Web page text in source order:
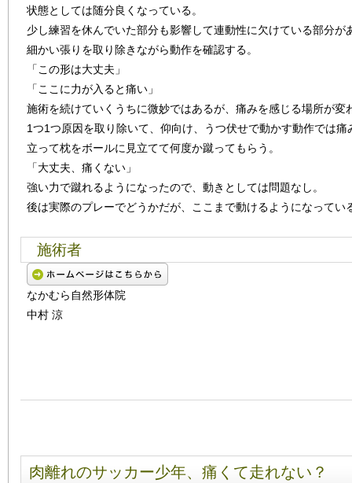
状態としては随分良くなっている。
少し練習を休んでいた部分も影響して連動性に欠けている部分が
細かい張りを取り除きながら動作を確認する。
「この形は大丈夫」
「ここに力が入ると痛い」
施術を続けていくうちに微妙ではあるが、痛みを感じる場所が変
1つ1つ原因を取り除いて、仰向け、うつ伏せで動かす動作では痛
立って枕をボールに見立てて何度か蹴ってもらう。
「大丈夫、痛くない」
強い力で蹴れるようになったので、動きとしては問題なし。
後は実際のプレーでどうかだが、ここまで動けるようになってい
施術者
なかむら自然形体院
中村 涼
肉離れのサッカー少年、痛くて走れない？